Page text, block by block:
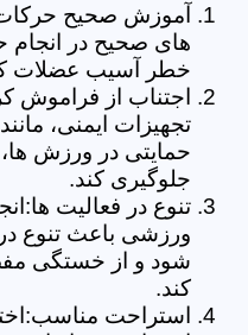
آموزش صحیح حرکات:
های صحیح در
خطر آسیب عضلات
اجتناب از فراموش
تجهیزات ایمنی،
حمایتی در ورزش
جلوگیری کند.
تنوع در فعالیت
ورزشی باعث تنوع
شود و از خستگی
کند.
استراحت